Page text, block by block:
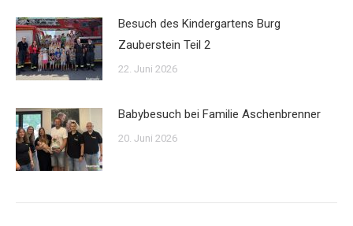
Besuch des Kindergartens Burg
Zauberstein Teil 2
22. Juni 2026
Babybesuch bei Familie Aschenbrenner
20. Juni 2026